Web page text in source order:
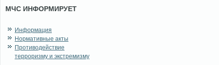
МЧС ИНФОРМИРУЕТ
Информация
Нормативные акты
Противодействие
терроризму и экстремизму